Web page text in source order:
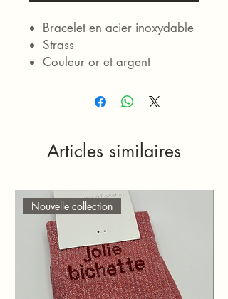
Bracelet en acier inoxydable
Strass
Couleur or et argent
Articles similaires
Nouvelle collection